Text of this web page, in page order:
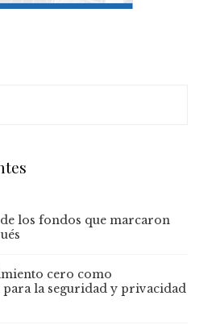
los fondos que marcaron
cero como
la seguridad y privacidad